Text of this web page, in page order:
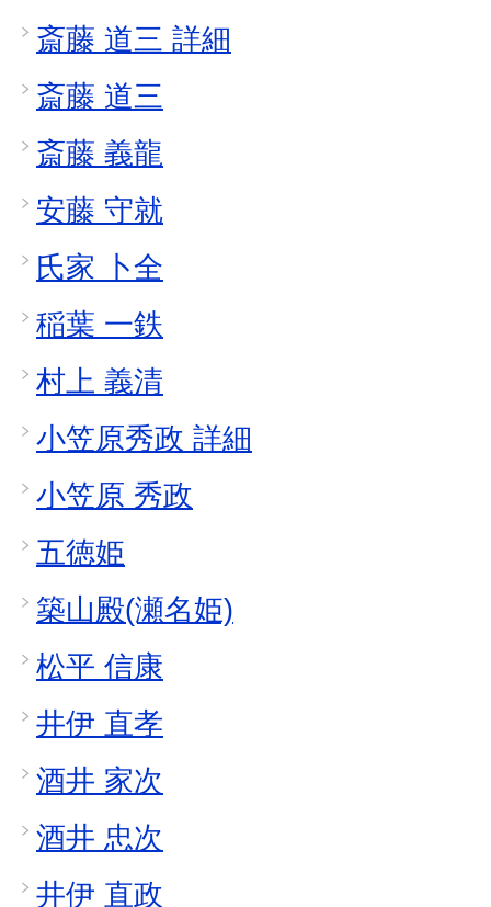
斎藤 道三 詳細
斎藤 道三
斎藤 義龍
安藤 守就
氏家 卜全
稲葉 一鉄
村上 義清
小笠原秀政 詳細
小笠原 秀政
五徳姫
築山殿(瀬名姫)
松平 信康
井伊 直孝
酒井 家次
酒井 忠次
井伊 直政